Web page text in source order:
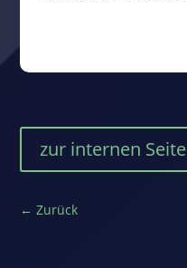
zur internen Seite
←Zurück